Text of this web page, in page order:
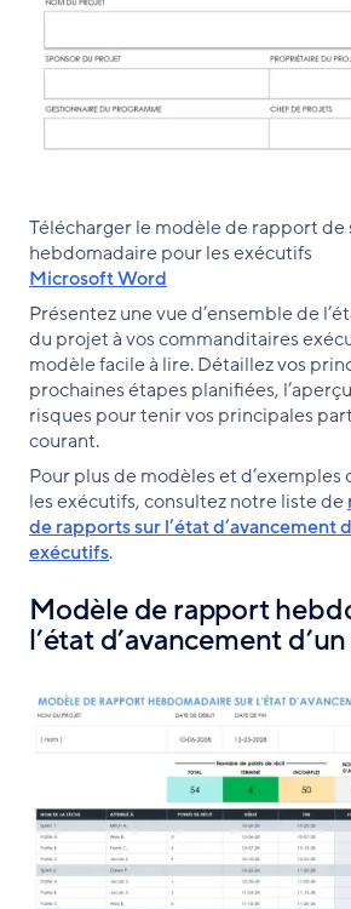
Télécharger le modèle de rapport de
hebdomadaire pour les exécutifs
Microsoft Word
Présentez une vue d’ensemble de
du projet à vos commanditaires
modèle facile à lire. Détaillez vos
prochaines étapes planifiées,
risques pour tenir vos principales
courant.
Pour plus de modèles et
les exécutifs, consultez notre liste de
de rapports sur l’état d’avancement
exécutifs.
Modèle de rapport
l’état d’avancement